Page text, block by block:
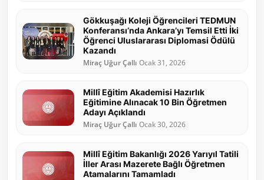
Gökkuşağı Koleji Öğrencileri TEDMUN
Konferansı’nda Ankara’yı Temsil Etti İki
Öğrenci Uluslararası Diplomasi Ödülü
Kazandı
Miraç Uğur Çallı Ocak 31, 2026
Millî Eğitim Akademisi Hazırlık
Eğitimine Alınacak 10 Bin Öğretmen
Adayı Açıklandı
Miraç Uğur Çallı Ocak 30, 2026
Millî Eğitim Bakanlığı 2026 Yarıyıl Tatili
İller Arası Mazerete Bağlı Öğretmen
Atamalarını Tamamladı